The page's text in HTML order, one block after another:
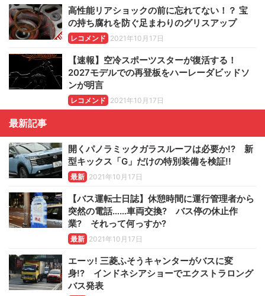
高性能リアショックの前に忘れてない！？ 宝
の持ち腐れを防ぐ足まわりのグリスアップ
レコメンド 2021年10月17日
【速報】空冷スポーツスターが復活する！
2027モデルでの再登板をハーレーダビッドソ
ンが明言
レコメンド 2021年10月17日
最新記事
開くパノラミックガラスルーフは必要か!? 新
型キックス「G」だけの特別装備を検証!!
最新 2021年10月17日
【バス運転士日誌】休憩時間に運行管理者から
突然の電話……車両交換? バス停の休止作
業? それって何っすか?
最新 2021年10月17日
エーッ! 三菱ふそうキャンターがバスに変
身!? インドネシアショーでエクストラロング
バス発表